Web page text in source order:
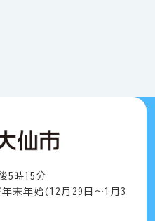
5時15分
末年始(12月29日～1月3